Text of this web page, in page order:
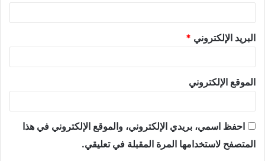
البريد الإلكتروني *
الموقع الإلكتروني
احفظ اسمي، بريدي الإلكتروني، والموقع الإلكتروني في هذا
المتصفح لاستخدامها المرة المقبلة في تعليقي.